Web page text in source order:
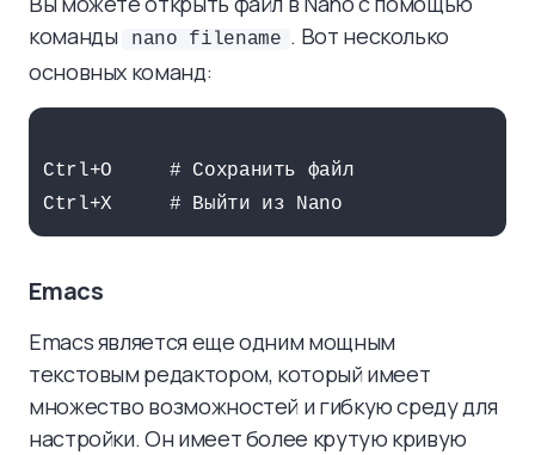
команды
nano filename . Вот несколько
основных команд:
Ctrl+O     # Сохранить файл
Emacs
Emacs является еще одним мощным
текстовым редактором, который имеет
множество возможностей и гибкую среду для
настройки. Он имеет более крутую кривую